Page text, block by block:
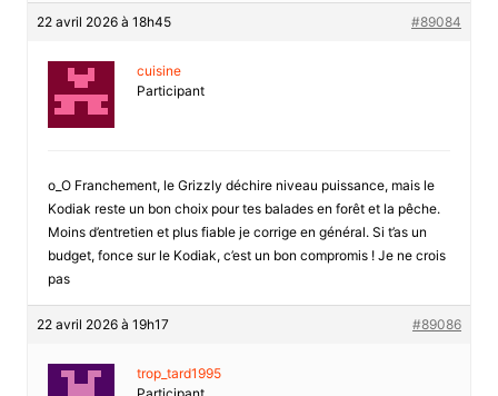
22 avril 2026 à 18h45 #89084
cuisine
Participant
o_O Franchement, le Grizzly déchire niveau puissance, mais le
Kodiak reste un bon choix pour tes balades en forêt et la pêche.
Moins d’entretien et plus fiable je corrige en général. Si t’as un
budget, fonce sur le Kodiak, c’est un bon compromis ! Je ne crois
pas
22 avril 2026 à 19h17 #89086
trop_tard1995